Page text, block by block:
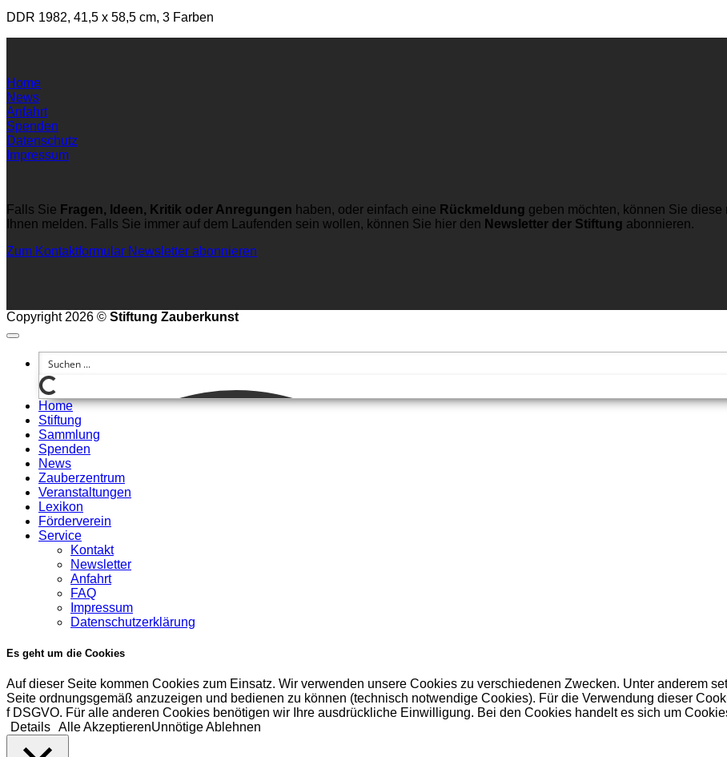
DDR 1982, 41,5 x 58,5 cm, 3 Farben
Home
News
Anfahrt
Spenden
Datenschutz
Impressum
Falls Sie Fragen, Ideen, Kritik oder Anregungen haben, oder einfach eine Rückmeldung geben möchten, können Sie diese
Ihnen melden. Falls Sie immer auf dem Laufenden sein wollen, können Sie hier den Newsletter der Stiftung abonnieren.
Zum Kontaktformular Newsletter abonnieren
Copyright 2026 © Stiftung Zauberkunst
Home
Stiftung
Sammlung
Spenden
News
Zauberzentrum
Veranstaltungen
Lexikon
Förderverein
Service
Kontakt
Newsletter
Anfahrt
FAQ
Impressum
Datenschutzerklärung
Es geht um die Cookies
Auf dieser Seite kommen Cookies zum Einsatz. Wir verwenden unsere Cookies zu verschiedenen Zwecken. Unter anderem
Seite ordnungsgemäß anzuzeigen und bedienen zu können (technisch notwendige Cookies). Für die Verwendung dieser
f DSGVO. Für alle anderen Cookies benötigen wir Ihre ausdrückliche Einwilligung. Bei den Cookies handelt es sich um
Details Alle AkzeptierenUnnötige Ablehnen